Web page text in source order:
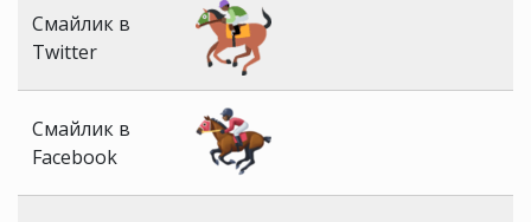
Смайлик в
Twitter
Смайлик в
Facebook